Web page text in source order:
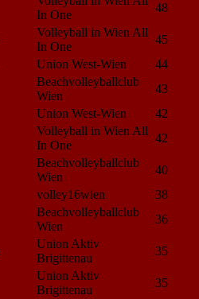
In One
48
Volleyball in Wien All
In One
45
Union West-Wien
44
Beachvolleyballclub
Wien
43
Union West-Wien
42
Volleyball in Wien All
In One
42
Beachvolleyballclub
Wien
40
volley16wien
38
Beachvolleyballclub
Wien
36
Union Aktiv
Brigittenau
35
Union Aktiv
Brigittenau
35